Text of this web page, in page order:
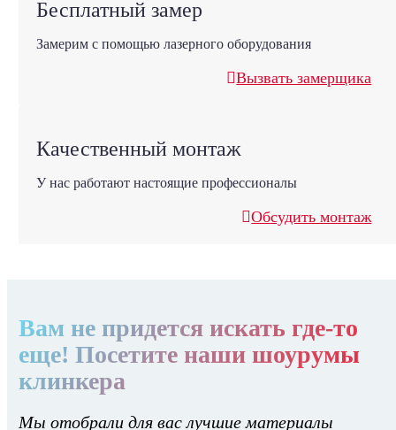
Бесплатный замер
Замерим с помощью лазерного оборудования
Вызвать замерщика
Качественный монтаж
У нас работают настоящие профессионалы
Обсудить монтаж
Вам не придется искать где-то
еще! Посетите наши шоурумы
клинкера
Мы отобрали для вас лучшие материалы